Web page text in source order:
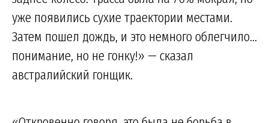
уже появились сухие траектории местами.
Затем пошел дождь, и это немного облегчило...
понимание, но не гонку!» — сказал
австралийский гонщик.